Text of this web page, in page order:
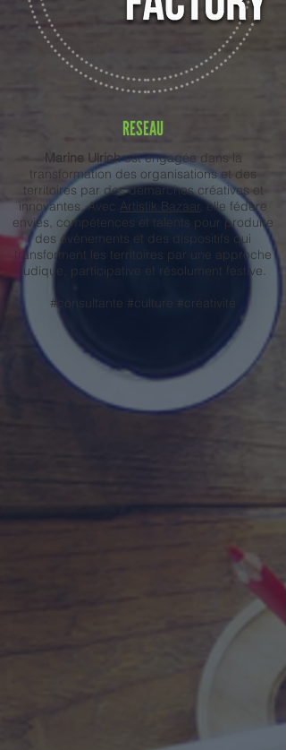
RESEAU
Marine Ulrichest engagée dans la
transformation des organisations et des
territoires par des démarches créatives et
innovantes. Avec Artistik Bazaar , elle fédère
envies, compétences et talents pour produire
des évènements et des dispositifs qui
transforment les territoires par une approche
ludique, participative et résolument festive.
#consultante #culture #créativité